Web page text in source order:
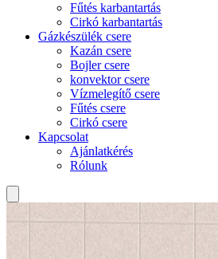
Fűtés karbantartás
Cirkó karbantartás
Gázkészülék csere
Kazán csere
Bojler csere
konvektor csere
Vízmelegítő csere
Fűtés csere
Cirkó csere
Kapcsolat
Ajánlatkérés
Rólunk